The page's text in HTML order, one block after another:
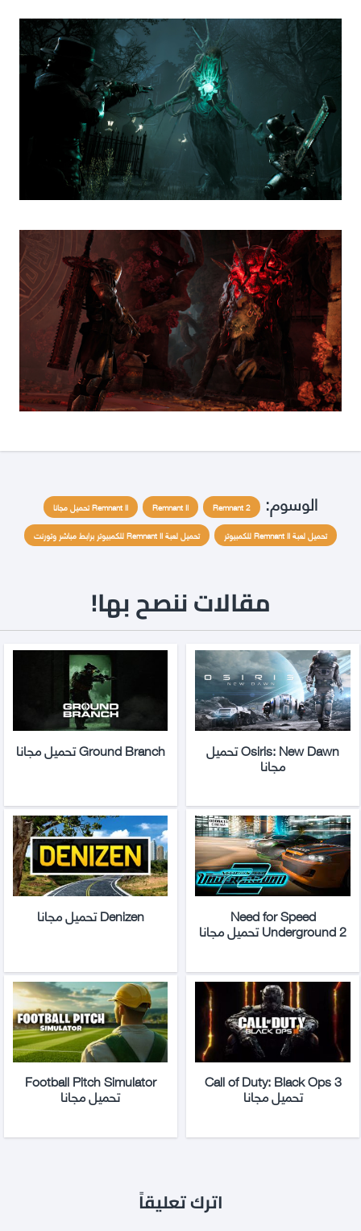
الوسوم: Remnant 2
Remnant II
Remnant II تحميل مجانا
تحميل لعبة Remnant II للكمبيوتر
تحميل لعبة Remnant II للكمبيوتر برابط مباشر وتورنت
مقالات ننصح بها!
Osiris: New Dawn تحميل
مجانا
Ground Branch تحميل مجانا
Need for Speed
Underground 2 تحميل مجانا
Denizen تحميل مجانا
Call of Duty: Black Ops 3
تحميل مجانا
Football Pitch Simulator
تحميل مجانا
اترك تعليقاً